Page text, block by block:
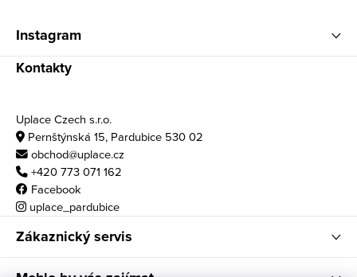
Instagram
Kontakty
Uplace Czech s.r.o.
Pernštýnská 15, Pardubice 530 02
obchod@uplace.cz
+420 773 071 162
Facebook
uplace_pardubice
Zákaznický servis